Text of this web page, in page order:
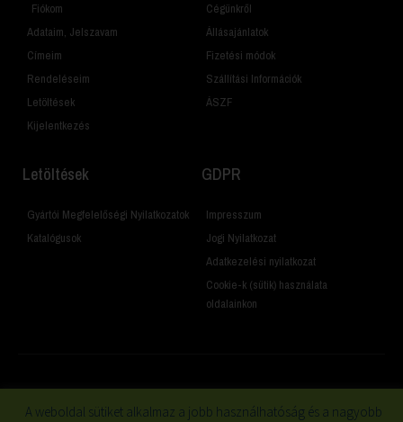
Fiókom
Adataim, Jelszavam
Címeim
Rendeléseim
Letöltések
Kijelentkezés
Cégünkről
Állásajánlatok
Fizetési módok
Szállítási Információk
ÁSZF
Letöltések
Gyártói Megfelelőségi Nyilatkozatok
Katalógusok
GDPR
Impresszum
Jogi Nyilatkozat
Adatkezelési nyilatkozat
Cookie-k (sütik) használata
oldalainkon
A weboldal sütiket alkalmaz a jobb használhatóság és a nagyobb